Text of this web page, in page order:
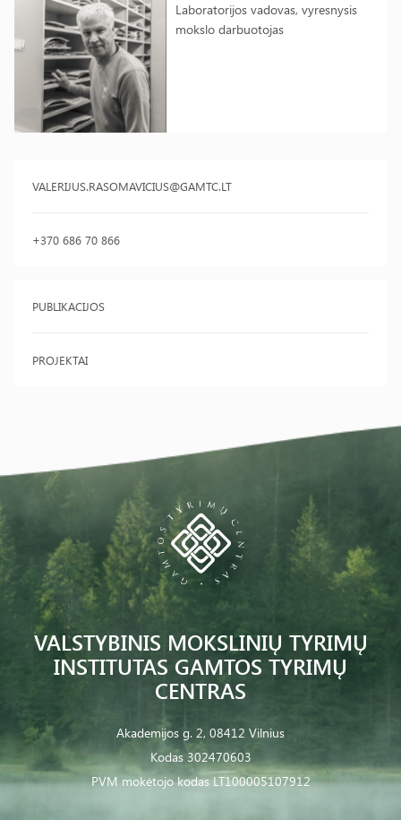
Laboratorijos vadovas, vyresnysis
mokslo darbuotojas
VALERIJUS.RASOMAVICIUS@GAMTC.LT
+370 686 70 866
PUBLIKACIJOS
PROJEKTAI
VALSTYBINIS MOKSLINIŲ TYRIMŲ
INSTITUTAS GAMTOS TYRIMŲ
CENTRAS
Akademijos g. 2, 08412 Vilnius
Kodas 302470603
PVM mokėtojo kodas LT100005107912